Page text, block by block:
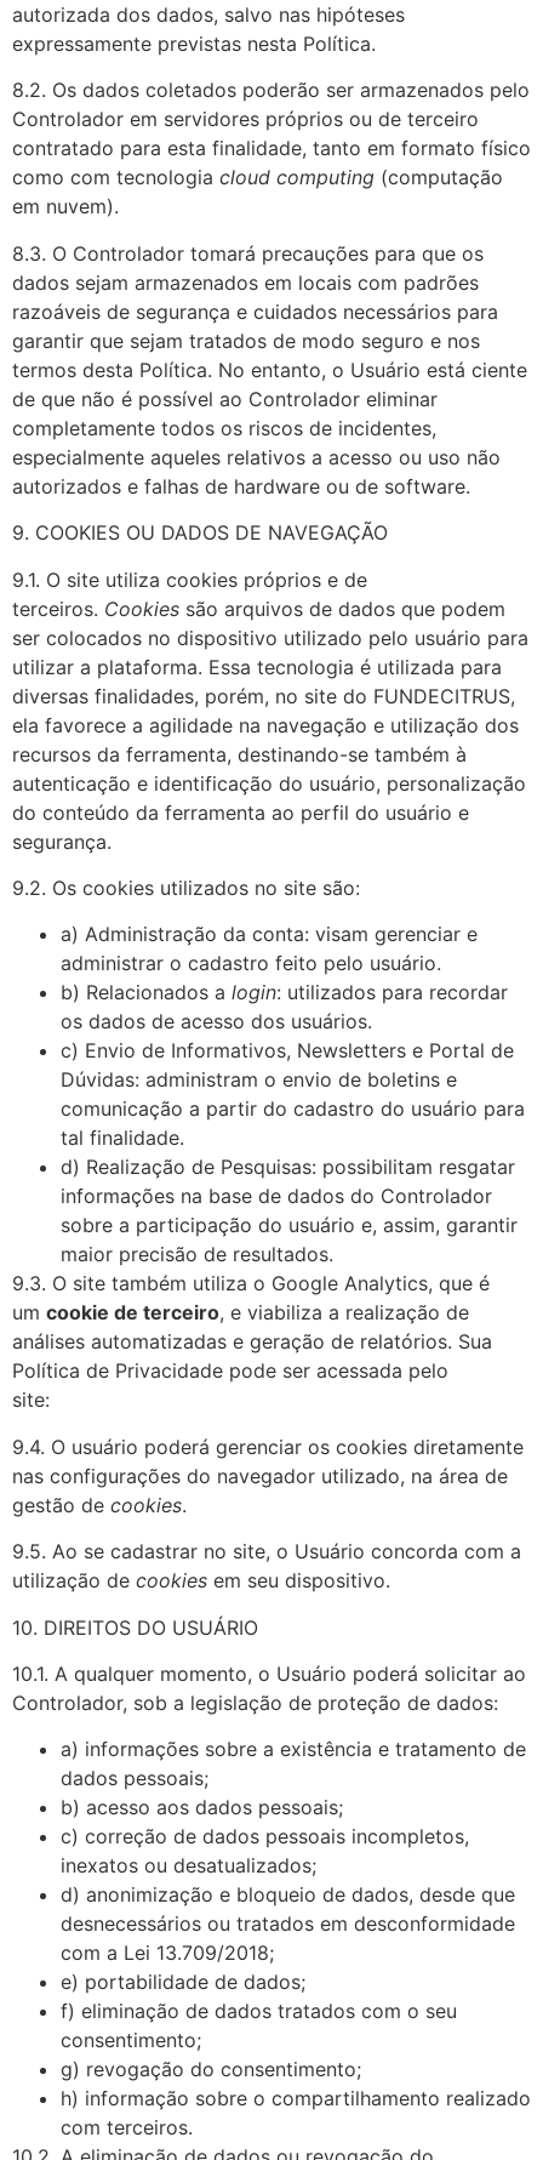
autorizada dos dados, salvo nas hipóteses
expressamente previstas nesta Política.
8.2. Os dados coletados poderão ser armazenados pelo
Controlador em servidores próprios ou de terceiro
contratado para esta finalidade, tanto em formato físico
como com tecnologia cloud computing (computação
em nuvem).
8.3. O Controlador tomará precauções para que os
dados sejam armazenados em locais com padrões
razoáveis de segurança e cuidados necessários para
garantir que sejam tratados de modo seguro e nos
termos desta Política. No entanto, o Usuário está ciente
de que não é possível ao Controlador eliminar
completamente todos os riscos de incidentes,
especialmente aqueles relativos a acesso ou uso não
autorizados e falhas de hardware ou de software.
9. COOKIES OU DADOS DE NAVEGAÇÃO
9.1. O site utiliza cookies próprios e de
terceiros. Cookies são arquivos de dados que podem
ser colocados no dispositivo utilizado pelo usuário para
utilizar a plataforma. Essa tecnologia é utilizada para
diversas finalidades, porém, no site do FUNDECITRUS,
ela favorece a agilidade na navegação e utilização dos
recursos da ferramenta, destinando-se também à
autenticação e identificação do usuário, personalização
do conteúdo da ferramenta ao perfil do usuário e
segurança.
9.2. Os cookies utilizados no site são:
a) Administração da conta: visam gerenciar e
administrar o cadastro feito pelo usuário.
b) Relacionados a login: utilizados para recordar
os dados de acesso dos usuários.
c) Envio de Informativos, Newsletters e Portal de
Dúvidas: administram o envio de boletins e
comunicação a partir do cadastro do usuário para
tal finalidade.
d) Realização de Pesquisas: possibilitam resgatar
informações na base de dados do Controlador
sobre a participação do usuário e, assim, garantir
maior precisão de resultados.
9.3. O site também utiliza o Google Analytics, que é
um cookie de terceiro, e viabiliza a realização de
análises automatizadas e geração de relatórios. Sua
Política de Privacidade pode ser acessada pelo
site:
9.4. O usuário poderá gerenciar os cookies diretamente
nas configurações do navegador utilizado, na área de
gestão de cookies.
9.5. Ao se cadastrar no site, o Usuário concorda com a
utilização de cookies em seu dispositivo.
10. DIREITOS DO USUÁRIO
10.1. A qualquer momento, o Usuário poderá solicitar ao
Controlador, sob a legislação de proteção de dados:
a) informações sobre a existência e tratamento de
dados pessoais;
b) acesso aos dados pessoais;
c) correção de dados pessoais incompletos,
inexatos ou desatualizados;
d) anonimização e bloqueio de dados, desde que
desnecessários ou tratados em desconformidade
com a Lei 13.709/2018;
e) portabilidade de dados;
f) eliminação de dados tratados com o seu
consentimento;
g) revogação do consentimento;
h) informação sobre o compartilhamento realizado
com terceiros.